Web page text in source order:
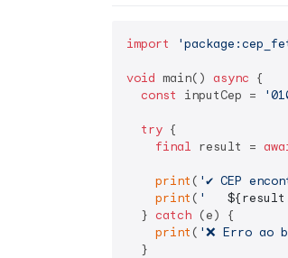
import
void main() async {
const
inputCep =
try {
final result =
print ( '✔️ CEP
print ( '
  }
catch (e) {
print ( '❌ Erro ao
  }